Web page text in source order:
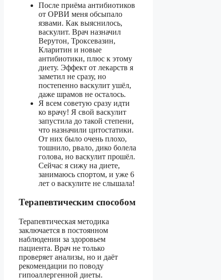
После приёма антибиотиков
от ОРВИ меня обсыпало
язвами. Как выяснилось,
васкулит. Врач назначил
Верутон, Троксевазин,
Кларитин и новые
антибиотики, плюс к этому
диету. Эффект от лекарств я
заметил не сразу, но
постепенно васкулит ушёл,
даже шрамов не осталось.
Я всем советую сразу идти
ко врачу! Я свой васкулит
запустила до такой степени,
что назначили цитостатики.
От них было очень плохо,
тошнило, рвало, дико болела
голова, но васкулит прошёл.
Сейчас я сижу на диете,
занимаюсь спортом, и уже 6
лет о васкулите не слышала!
Терапевтическим способом
Терапевтическая методика
заключается в постоянном
наблюдении за здоровьем
пациента. Врач не только
проверяет анализы, но и даёт
рекомендации по поводу
гипоаллергенной диеты.